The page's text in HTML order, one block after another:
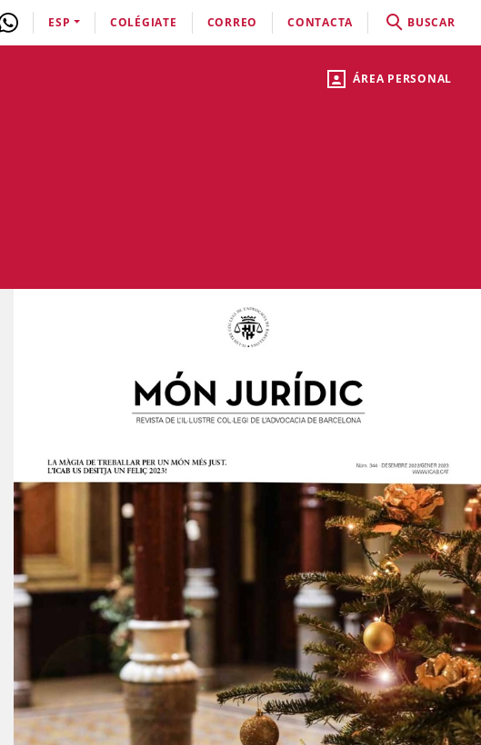
ÁREA PERSONAL
ESP COLÉGIATE CORREO CONTACTA BUSCAR